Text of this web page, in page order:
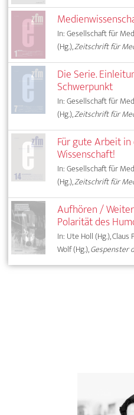
In: Gesellschaft für
(Hg.),Zeitschrift für
Die Serie.
Schwerpunkt
In: Gesellschaft für
(Hg.),Zeitschrift für
Für gute Arbeit
Wissenschaft!
In: Gesellschaft für
(Hg.),Zeitschrift für
Aufhören /
Polarität des
In: Ute Holl (Hg.), Claus
Wolf (Hg.),Gespenster